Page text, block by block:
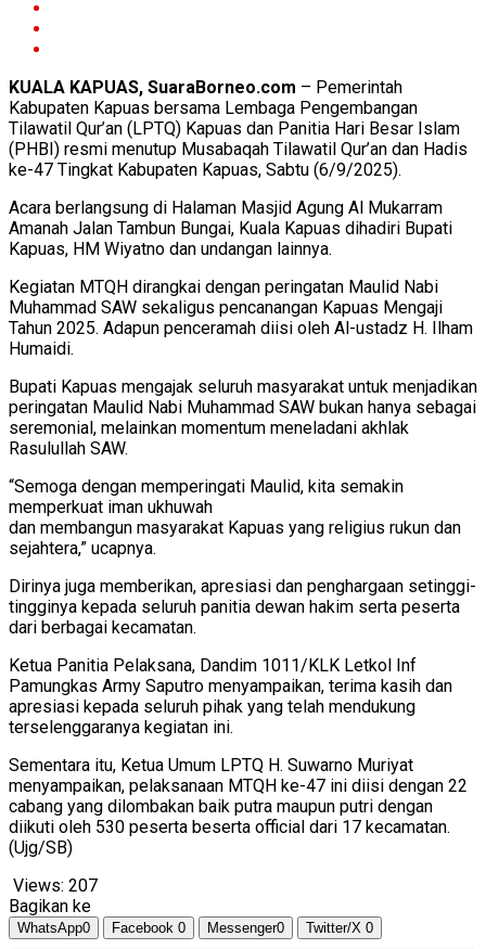
KUALA KAPUAS, SuaraBorneo.com – Pemerintah
Kabupaten Kapuas bersama Lembaga Pengembangan
Tilawatil Qur’an (LPTQ) Kapuas dan Panitia Hari Besar Islam
(PHBI) resmi menutup Musabaqah Tilawatil Qur’an dan Hadis
ke-47 Tingkat Kabupaten Kapuas, Sabtu (6/9/2025).
Acara berlangsung di Halaman Masjid Agung Al Mukarram
Amanah Jalan Tambun Bungai, Kuala Kapuas dihadiri Bupati
Kapuas, HM Wiyatno dan undangan lainnya.
Kegiatan MTQH dirangkai dengan peringatan Maulid Nabi
Muhammad SAW sekaligus pencanangan Kapuas Mengaji
Tahun 2025. Adapun penceramah diisi oleh Al-ustadz H. Ilham
Humaidi.
Bupati Kapuas mengajak seluruh masyarakat untuk menjadikan
peringatan Maulid Nabi Muhammad SAW bukan hanya sebagai
seremonial, melainkan momentum meneladani akhlak
Rasulullah SAW.
“Semoga dengan memperingati Maulid, kita semakin
memperkuat iman ukhuwah
dan membangun masyarakat Kapuas yang religius rukun dan
sejahtera,” ucapnya.
Dirinya juga memberikan, apresiasi dan penghargaan setinggi-
tingginya kepada seluruh panitia dewan hakim serta peserta
dari berbagai kecamatan.
Ketua Panitia Pelaksana, Dandim 1011/KLK Letkol Inf
Pamungkas Army Saputro menyampaikan, terima kasih dan
apresiasi kepada seluruh pihak yang telah mendukung
terselenggaranya kegiatan ini.
Sementara itu, Ketua Umum LPTQ H. Suwarno Muriyat
menyampaikan, pelaksanaan MTQH ke-47 ini diisi dengan 22
cabang yang dilombakan baik putra maupun putri dengan
diikuti oleh 530 peserta beserta official dari 17 kecamatan.
(Ujg/SB)
Views: 207
Bagikan ke
WhatsApp0 Facebook 0 Messenger0 Twitter/X 0